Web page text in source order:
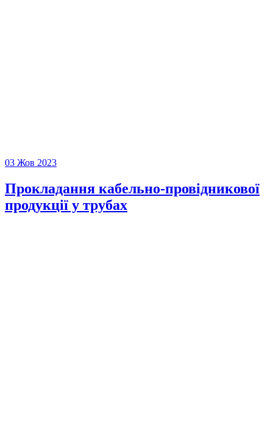
03 Жов 2023
Прокладання кабельно-провідникової
продукції у трубах